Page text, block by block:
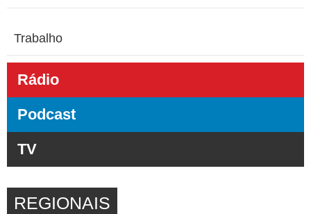
Trabalho
Rádio
Podcast
TV
REGIONAIS